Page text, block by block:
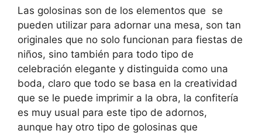
Las golosinas son de los elementos que se
pueden utilizar para adornar una mesa, son tan
originales que no solo funcionan para fiestas de
niños, sino también para todo tipo de
celebración elegante y distinguida como una
boda, claro que todo se basa en la creatividad
que se le puede imprimir a la obra, la confitería
es muy usual para este tipo de adornos,
aunque hay otro tipo de golosinas que